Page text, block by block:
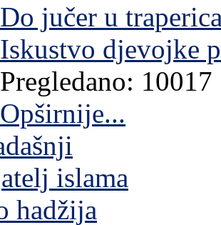
Do jučer u
Iskustvo djevojke
Pregledano: 10017
Opširnije...